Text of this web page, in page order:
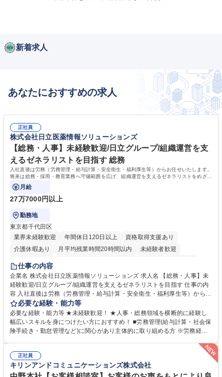
新着求人
あなたにおすすめの求人
正社員
株式会社日立医薬情報ソリューションズ
【総務・人事】未経験歓迎/日立グループ/組織運営を支
えるゼネラリストを目指す 総務
入社直後は労務（労務管理・給与計算・安全衛生・福利厚生等）からお任せいたします。
将来は総務・採用・教育業務へ守備範囲を広げ、組織運営を支えるゼネラリストをめざせ
ます。
月給
27万7000円以上
勤務地
東京都千代田区
業界未経験歓迎
年間休日120日以上
資格取得支援あり
介護休暇あり
月平均残業時間20時間以内
未経験者歓迎
住宅手当あり
育休あり
完全週休2日制 交通費支給 土日祝休み 寮・社宅あり
仕事の内容
企業名 株式会社日立医薬情報ソリューションズ 求人名 【総務・人事】未
経験歓迎/日立グループ/組織運営を支えるゼネラリストを目指す 仕事の内
容 入社直後は労務（労務管理・給与計算・安全衛生・福利厚生等）からお
任せいたします。将来は総務・採用・教育業務へ守備範囲を広げ、組織運
営を支えるゼネラリストをめざせます。 ・初期業務：労働時間管理、給与
計算、社会保険対応、福利厚生管理、安全衛生、健康経営推進等をお任せ
します。ご経験に応じて、休職者管理など、幅広く経験を積んでいただき
★メンバーがマンツーマンで丁寧に教えるため、ご経験が浅くても安心！
幅広く経験を積みたい意欲がある方に最適な環境です。 募集職種 【総
務・人事】未経験歓迎/日立グループ/組織運営を支えるゼネラリストを目
指す
必要な経験・能力等
必要な経験・能力等 ★未経験歓迎！ ★人事・総務領域を横断的に経験し
幅広いスキルを身につけたい方におすすめ！ ■労務管理(給与計算・社会保
険手続き・勤怠管理など)に関心があり主体的に取り組める方 ※労務経験
マネジメント職として活躍したい 【尚可】■人事、労務、採用、教育業務
のご経験 ■労務管理（給与計算・社会保険手続き・勤怠管理など）の経験
■衛生管理者の資格をお持ちの方 学歴・資格 学歴：大学院 大学 高専 短大
専修学校 高校 語学力： 資格：
正社員
キリンアンドコミュニケーションズ株式会社